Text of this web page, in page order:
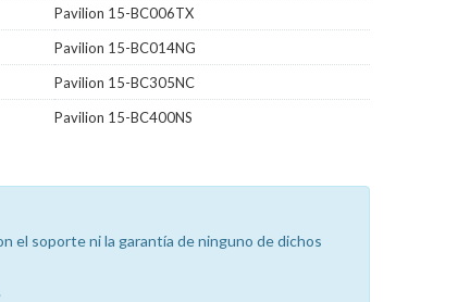
Pavilion 15-BC006TX
Pavilion 15-BC014NG
Pavilion 15-BC305NC
Pavilion 15-BC400NS
el soporte ni la garantía de ninguno de dichos